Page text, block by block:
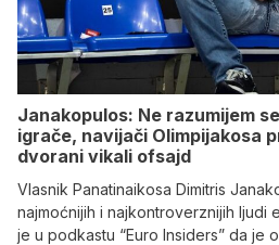
Janakopulos: Ne razumijem
igrače, navijači Olimpijakosa
dvorani vikali ofsajd
Vlasnik Panatinaikosa Dimitris
najmoćnijih i najkontroverznijih ljudi
je u podkastu “Euro Insiders” da je